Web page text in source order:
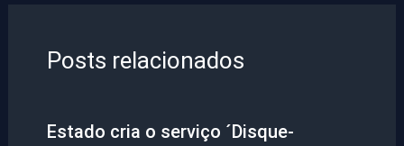
Posts relacionados
Estado cria o serviço ´Disque-